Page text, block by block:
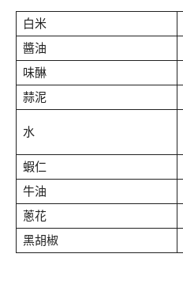
白米
醬油
味醂
蒜泥
水
蝦仁
牛油
蔥花
黑胡椒